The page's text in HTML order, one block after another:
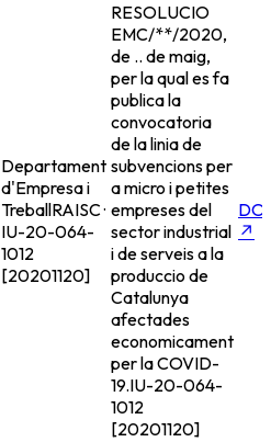
Departament
d'Empresa i
TreballRAISC ·
IU-20-064-
1012
[20201120]
RESOLUCIO
EMC/**/2020,
de .. de maig,
per la qual es fa
publica la
convocatoria
de la linia de
subvencions per
a micro i petites
empreses del
sector industrial
i de serveis a la
produccio de
Catalunya
afectades
economicament
per la COVID-
19.IU-20-064-
1012
[20201120]
↗